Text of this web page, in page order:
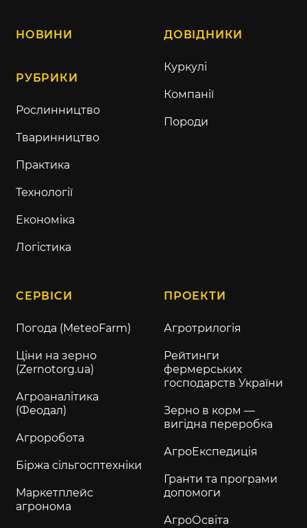
НОВИНИ
РУБРИКИ
Рослинництво
Тваринництво
Практика
Технології
Економіка
Логістика
ДОВІДНИКИ
Куркулі
Компанії
Породи
СЕРВІСИ
Погода (MeteoFarm)
Ціни на зерно
(Zernotorg.ua)
Агроаналітика
(Феодал)
Агроробота
Біржа сільгосптехніки
Маркетплейс
агронома
ПРОЕКТИ
Агротрилогія
Рейтинги
фермерських
господарств України
Зерно в корм —
вигідна переробка
АгроЕкспедиція
Гранти та програми
допомоги
АгроОсвіта